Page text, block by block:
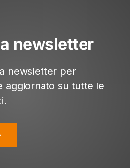
newsletter
newsletter per
aggiornato su tutte le